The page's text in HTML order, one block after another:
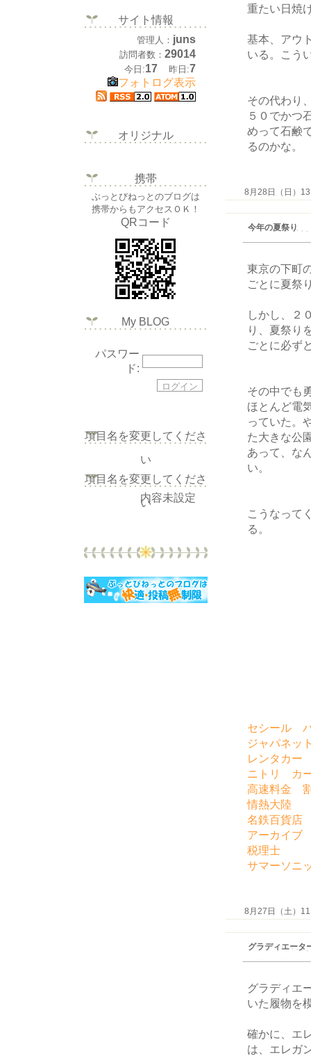
サイト情報
管理人： juns
訪問者数： 29014
今日:17 昨日:7
フォトログ表示
オリジナル
携帯
ぶっとびねっとのブログは
携帯からもアクセスＯＫ！
QRコード
My BLOG
パスワー
ド:
項目名を変更してくださ
い
項目名を変更してくださ
い
内容未設定
重たい日焼
基本、アウ
いる。こう
その代わり
５０でかつ
めって石鹸
るのかな。
8月28日（日）
今年の夏祭り
東京の下町
ごとに夏祭
しかし、２
り、夏祭り
ごとに必ず
その中でも
ほとんど電
っていた。
た大きな公
あって、な
い。
こうなって
る。
セシール
ジャパネ
レンタカ
ニトリ カ
高速料金
情熱大陸
名鉄百貨店
アーカイブ
税理士
サマーソニ
8月27日（土）
グラディエータ
グラディエ
いた履物を
確かに、エ
は、エレガ